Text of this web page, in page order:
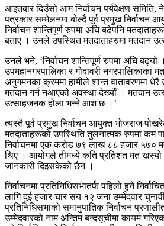
आइतबार दिउँसो आम निर्वाचन पर्यवेक्षण
पत्रकार सम्मेलनमा बोल्दै पूर्व प्रमुख निर्वाचन
निर्वाचन शान्तिपूर्ण रुपमा अघि बढेपनि
बताए । उनले उपस्थित मतदाताहरुमा मतदान
उनले भने, ‘निर्वाचन शान्तिपूर्ण रुपमा अघि
उपमहानगरपालिका र गोदावरी नगरपालिकाका
अनुगमनका क्रममा हामीले शान्त वातावरणमा धेरै
मतदान गर्न नआएको अवस्था देख्यौँ । मतदान
उत्साहजनक होला भन्ने आश छ ।’
त्यस्तै पूर्व प्रमुख निर्वाचन आयुक्त भोजराज
मतदाताहरूको उपस्थिति तुलनात्मक रुपमा कम
निर्वाचनमा एक करोड ७९ लाख ८८ हजार ५७०
थिए । आयोगले तीमध्ये कति प्रतिशत मत खस्यो
जानकारी दिइसकेको छैन ।
निर्वाचनमा प्रतिनिधिसभातर्फ पहिलो हुने
लागि दुई हजार चार सय १२ जना उम्मेदवार
प्रतिनिधिसभाको समानुपातिक निर्वाचन
उम्मेदवारको नाम अन्तिम बन्दसूचीमा कायम